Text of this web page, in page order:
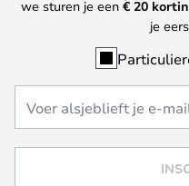
we sturen je een € 20
je